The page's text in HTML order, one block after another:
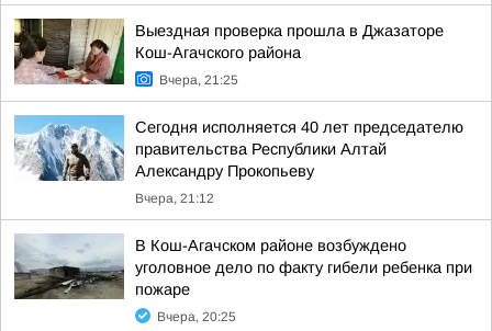
Выездная проверка прошла в Джазаторе
Кош-Агачского района
Вчера, 21:25
Сегодня исполняется 40 лет председателю
правительства Республики Алтай
Александру Прокопьеву
Вчера, 21:12
В Кош-Агачском районе возбуждено
уголовное дело по факту гибели ребенка при
пожаре
Вчера, 20:25